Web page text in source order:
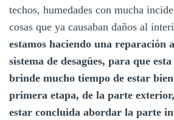
techos, humedades con mucha
cosas que ya causaban daños al
estamos haciendo una reparación
sistema de desagües, para que
brinde mucho tiempo de estar
primera etapa, de la parte
estar concluida abordar la parte